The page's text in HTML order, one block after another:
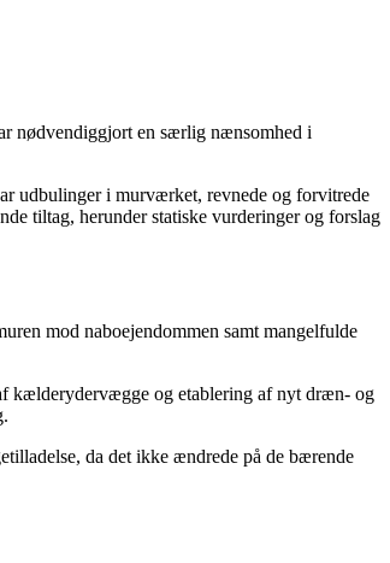
nødvendiggjort en særlig nænsomhed i
udbulinger i murværket, revnede og forvitrede
tiltag, herunder statiske vurderinger og forslag
mod naboejendommen samt mangelfulde
kælderydervægge og etablering af nyt dræn- og
da det ikke ændrede på de bærende